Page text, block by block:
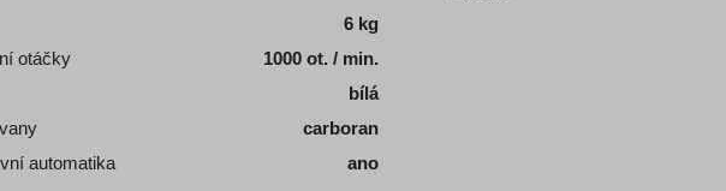
6 kg
otáčky
1000 ot. / min.
bílá
carboran
automatika
ano